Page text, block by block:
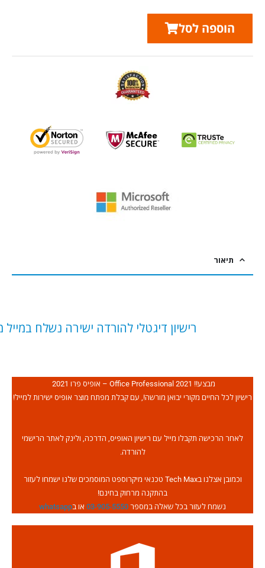
הוספה לסל
תיאור
רישיון דיגטלי להורדה ישירה נשלח
מבצע!! Office Professional 2021 – אופיס פרו 2021
רישיון לכל החיים מקורי יבואן מורשה!, עם קבלת מפתח מוצר אופיס ישירות למייל!
לאחר הרכישה תקבלו מייל עם רישיון האופיס, הדרכה, ולינק לאתר הרישמי
להורדה.
וכמובן אצלנו בTech Max טכנאי מיקרוספט המוסמכים שלנו ישמחו לעזור
בהתקנה מרחוק בחינם!
נשמח לעזור בכל שאלה במספר 03-905-5550 או בwhatsapp